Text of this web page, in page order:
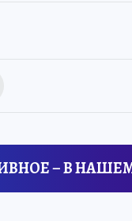
– В НАШЕМ